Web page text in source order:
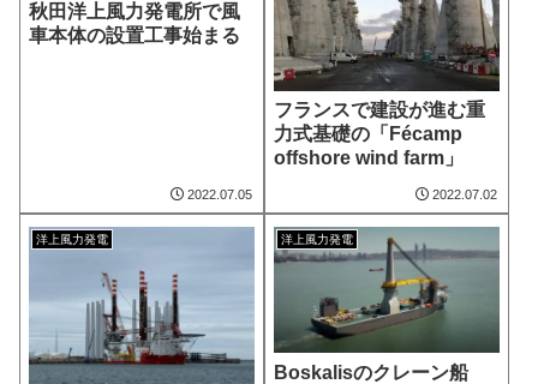
秋田洋上風力発電所で風
車本体の設置工事始まる
2022.07.05
フランスで建設が進む重
力式基礎の「Fécamp
offshore wind farm」
2022.07.02
洋上風力発電 洋上風力発電
Boskalisのクレーン船